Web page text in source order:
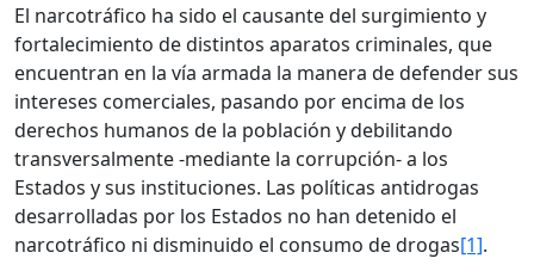
El narcotráfico ha sido el causante del surgimiento y
fortalecimiento de distintos aparatos criminales, que
encuentran en la vía armada la manera de defender sus
intereses comerciales, pasando por encima de los
derechos humanos de la población y debilitando
transversalmente -mediante la corrupción- a los
Estados y sus instituciones. Las políticas antidrogas
desarrolladas por los Estados no han detenido el
narcotráfico ni disminuido el consumo de drogas[1].